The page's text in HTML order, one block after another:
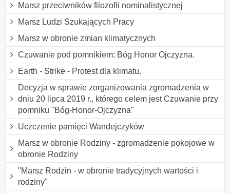
Marsz przeciwników filozofii nominalistycznej
Marsz Ludzi Szukających Pracy
Marsz w obronie zmian klimatycznych
Czuwanie pod pomnikiem: Bóg Honor Ojczyzna.
Earth - Strike - Protest dla klimatu.
Decyzja w sprawie zorganizowania zgromadzenia w
dniu 20 lipca 2019 r., którego celem jest Czuwanie przy
pomniku "Bóg-Honor-Ojczyzna"
Uczczenie pamięci Wandejczyków
Marsz w obronie Rodziny - zgromadzenie pokojowe w
obronie Rodziny
"Marsz Rodzin - w obronie tradycyjnych wartości i
rodziny"